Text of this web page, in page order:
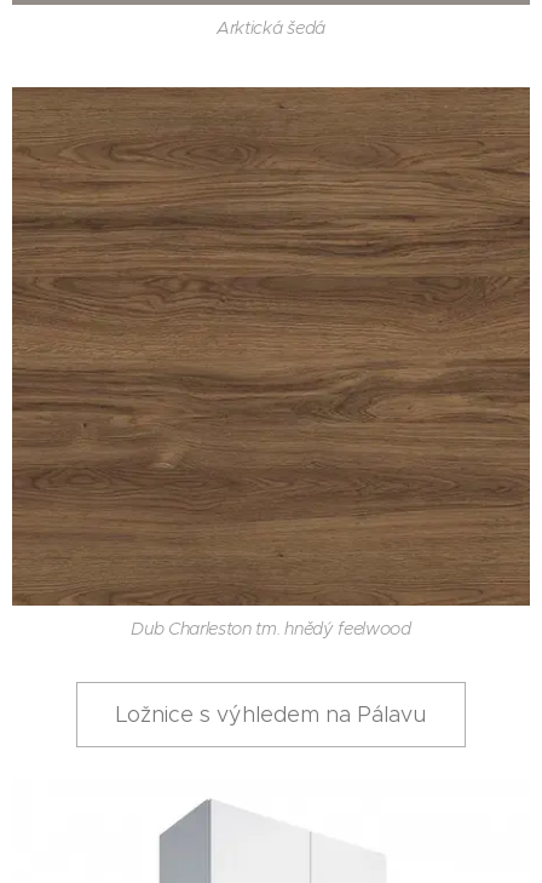
Arktická šedá
Dub Charleston tm. hnědý feelwood
Ložnice s výhledem na Pálavu